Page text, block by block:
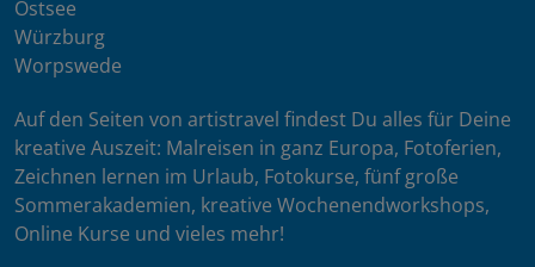
Ostsee
Würzburg
Worpswede
Auf den Seiten von artistravel findest Du alles für Deine
kreative Auszeit: Malreisen in ganz Europa, Fotoferien,
Zeichnen lernen im Urlaub, Fotokurse, fünf große
Sommerakademien, kreative Wochenendworkshops,
Online Kurse und vieles mehr!